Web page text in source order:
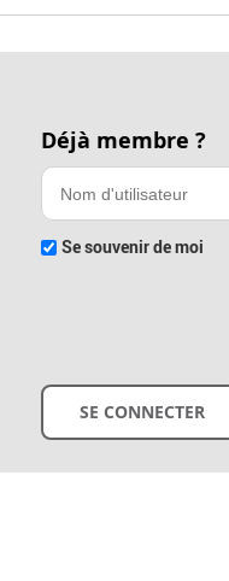
Déjà membre ?
Se souvenir de moi